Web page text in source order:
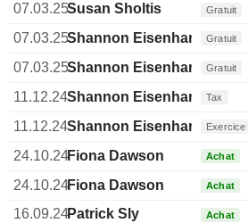
07.03.25Susan Sholtis Gratuit
07.03.25Shannon EisenhardtGratuit
07.03.25Shannon EisenhardtGratuit
11.12.24Shannon EisenhardtTax
11.12.24Shannon Eisenhardt Exercice
24.10.24Fiona Dawson Achat
24.10.24Fiona Dawson Achat
16.09.24Patrick Sly Achat